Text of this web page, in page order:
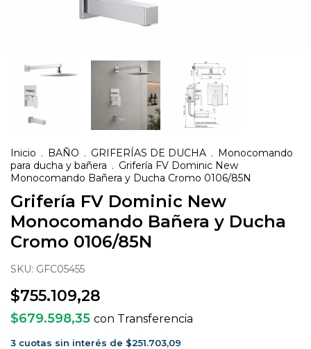
Inicio . BAÑO . GRIFERÍAS DE DUCHA . Monocomando
para ducha y bañera . Grifería FV Dominic New
Monocomando Bañera y Ducha Cromo 0106/85N
Grifería FV Dominic New
Monocomando Bañera y Ducha
Cromo 0106/85N
SKU: GFC05455
$755.109,28
$679.598,35 con Transferencia
3 cuotas sin interés de $251.703,09